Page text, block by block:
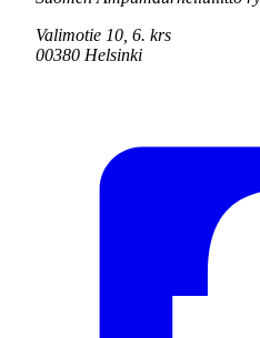
Valimotie 10, 6. krs
00380 Helsinki